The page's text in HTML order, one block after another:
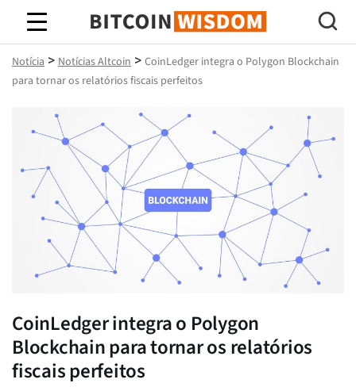
Sabedoria do Bitcoin
Notícia > Notícias Altcoin > CoinLedger integra o Polygon Blockchain
para tornar os relatórios fiscais perfeitos
CoinLedger integra o Polygon
Blockchain para tornar os relatórios
fiscais perfeitos